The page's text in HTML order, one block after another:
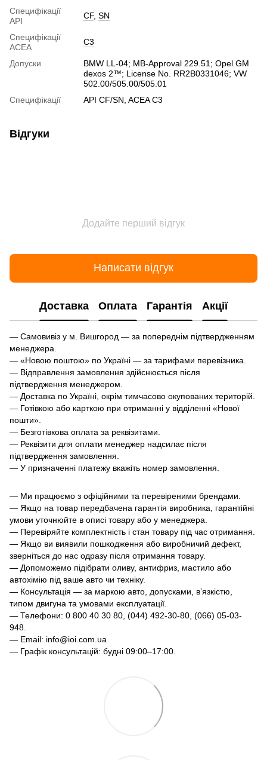
Специфікації
API
CF, SN
Специфікації
ACEA
C3
Допуски
BMW LL-04; MB-Approval 229.51; Opel GM
dexos 2™; License No. RR2B0331046; VW
502.00/505.00/505.01
Специфікації
API CF/SN, ACEA C3
Відгуки
Додайте перший відгук
Написати відгук
Доставка Оплата Гарантія Акції
— Самовивіз у м. Вишгород — за попереднім підтвердженням
менеджера.
— «Новою поштою» по Україні — за тарифами перевізника.
— Відправлення замовлення здійснюється після
підтвердження менеджером.
— Доставка по Україні, окрім тимчасово окупованих територій.
— Готівкою або карткою при отриманні у відділенні «Нової
пошти».
— Безготівкова оплата за реквізитами.
— Реквізити для оплати менеджер надсилає після
підтвердження замовлення.
— У призначенні платежу вкажіть номер замовлення.
— Ми працюємо з офіційними та перевіреними брендами.
— Якщо на товар передбачена гарантія виробника, гарантійні
умови уточнюйте в описі товару або у менеджера.
— Перевіряйте комплектність і стан товару під час отримання.
— Якщо ви виявили пошкодження або виробничий дефект,
зверніться до нас одразу після отримання товару.
— Допоможемо підібрати оливу, антифриз, мастило або
автохімію під ваше авто чи техніку.
— Консультація — за маркою авто, допусками, в’язкістю,
типом двигуна та умовами експлуатації.
— Телефони: 0 800 40 30 80, (044) 492-30-80, (066) 05-03-
948.
— Email: info@ioi.com.ua
— Графік консультацій: будні 09:00–17:00.